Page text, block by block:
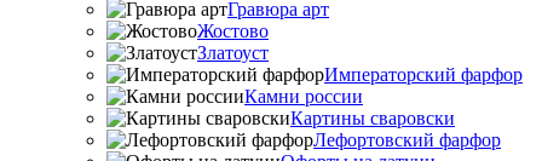
Гравюра арт
Жостово
Златоуст
Императорский фарфор
Камни россии
Картины сваровски
Лефортовский фарфор